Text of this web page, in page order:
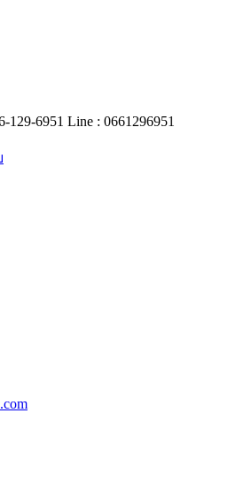
6951 Line : 0661296951